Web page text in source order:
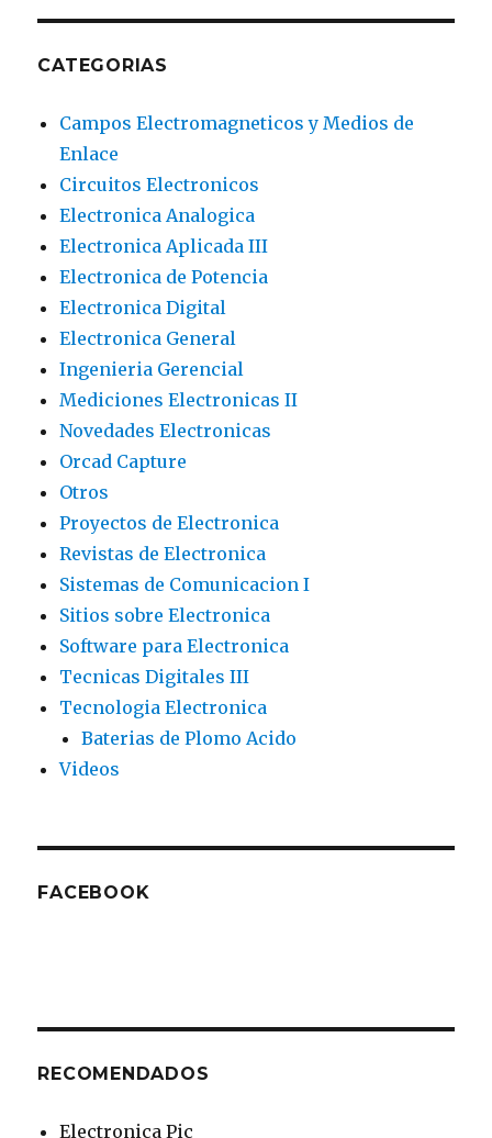
CATEGORIAS
Campos Electromagneticos y Medios de
Enlace
Circuitos Electronicos
Electronica Analogica
Electronica Aplicada III
Electronica de Potencia
Electronica Digital
Electronica General
Ingenieria Gerencial
Mediciones Electronicas II
Novedades Electronicas
Orcad Capture
Otros
Proyectos de Electronica
Revistas de Electronica
Sistemas de Comunicacion I
Sitios sobre Electronica
Software para Electronica
Tecnicas Digitales III
Tecnologia Electronica
Baterias de Plomo Acido
Videos
FACEBOOK
RECOMENDADOS
Electronica Pic